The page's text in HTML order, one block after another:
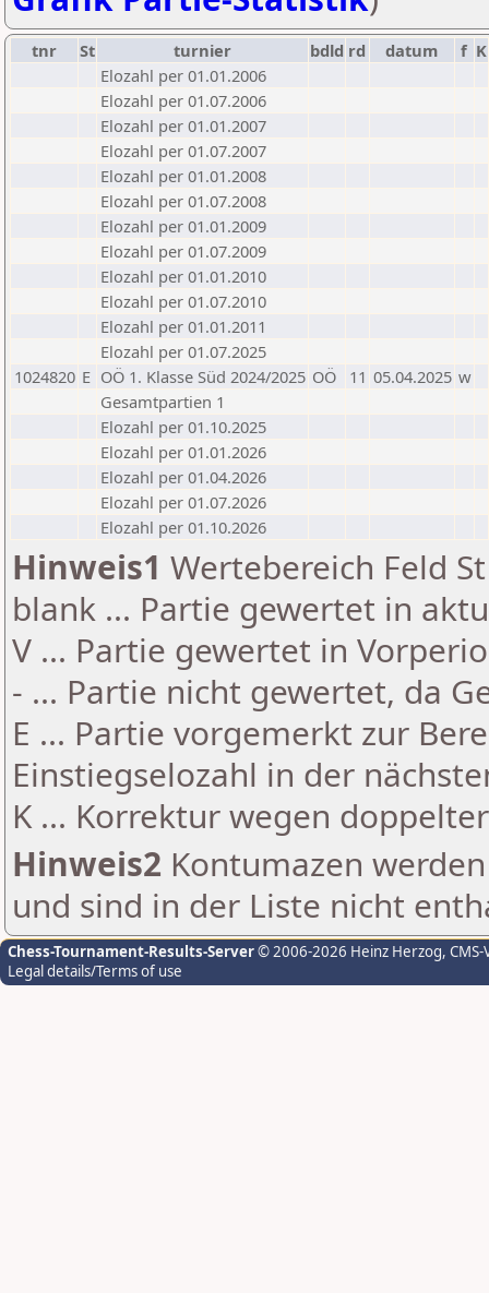
tnr St turnier bdld rd datum f K
Elozahl per 01.01.2006
Elozahl per 01.07.2006
Elozahl per 01.01.2007
Elozahl per 01.07.2007
Elozahl per 01.01.2008
Elozahl per 01.07.2008
Elozahl per 01.01.2009
Elozahl per 01.07.2009
Elozahl per 01.01.2010
Elozahl per 01.07.2010
Elozahl per 01.01.2011
Elozahl per 01.07.2025
1024820 E OÖ 1. Klasse Süd 2024/2025 OÖ 11 05.04.2025 w
Gesamtpartien 1
Elozahl per 01.10.2025
Elozahl per 01.01.2026
Elozahl per 01.04.2026
Elozahl per 01.07.2026
Elozahl per 01.10.2026
Hinweis1 Wertebereich Feld
blank ... Partie gewertet in
V ... Partie gewertet in
- ... Partie nicht gewertet, da
E ... Partie vorgemerkt zur
Einstiegselozahl in der
K ... Korrektur wegen
Hinweis2 Kontumazen
und sind in der Liste nicht
Chess-Tournament-Results-Server© 2006-2026 Heinz Herzog,
Legal details/Terms of use